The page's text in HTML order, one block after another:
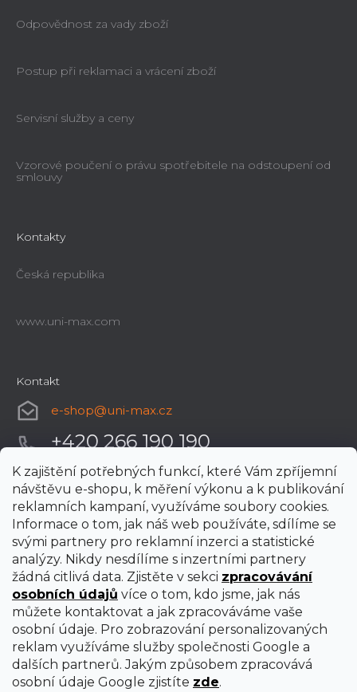
K zajištění potřebných funkcí, které Vám zpříjemní
návštěvu e-shopu, k měření výkonu a k publikování
reklamních kampaní, využíváme soubory cookies.
Informace o tom, jak náš web používáte, sdílíme se
svými partnery pro reklamní inzerci a statistické
analýzy. Nikdy nesdílíme s inzertními partnery
žádná citlivá data. Zjistěte v sekci zpracovávání
osobních údajů více o tom, kdo jsme, jak nás
můžete kontaktovat a jak zpracováváme vaše
osobní údaje. Pro zobrazování personalizovaných
reklam využíváme služby společnosti Google a
dalších partnerů. Jakým způsobem zpracovává
osobní údaje Google zjistíte zde.
Odpovědnost za vady zboží
Postup při reklamaci a vrácení zboží
Servisní služby a ceny
Vzorové poučení o právu spotřebitele na odstoupení od
smlouvy
Kontakty
Česká republika
www.uni-max.com
Kontakt
e-shop@uni-max.cz
+420 266 190 190